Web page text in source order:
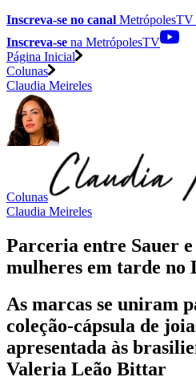
Inscreva-se no canal MetrópolesTV
Inscreva-se na MetrópolesTV
Página Inicial
Colunas
Claudia Meireles
Colunas
Claudia Meireles
Parceria entre Sauer
mulheres em tarde no
As marcas se uniram
coleção-cápsula de
apresentada às
Valeria Leão Bittar